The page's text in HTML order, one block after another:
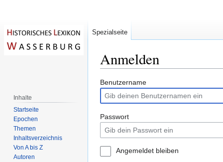
Anmelden
Zur
Navigation
springen
Zur
Suche
springen
Benutzername
Passwort
Angemeldet bleiben
Spezialseite
Inhalte
Startseite
Epochen
Themen
Inhaltsverzeichnis
Von A bis Z
Autoren